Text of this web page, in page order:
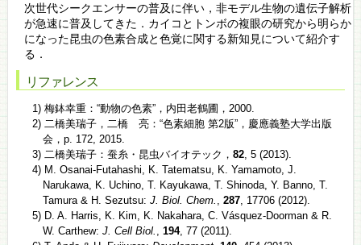
次世代シークエンサーの普及に伴い，非モデル生物の遺伝子解析
が急速に普及してきた．カイコとトンボの複眼の研究から明らか
になった昆虫の色素合成と色覚に関する新知見について紹介す
る．
リファレンス
1) 梅鉢幸重：“動物の色素”，内田老鶴圃，2000.
2) 二橋美瑞子，二橋 亮：“色素細胞 第2版”，慶應義塾大学出版
会，p. 172, 2015.
3) 二橋美瑞子：蚕糸・昆虫バイオテック， 82, 5 (2013).
4) M. Osanai-Futahashi, K. Tatematsu, K. Yamamoto, J.
Narukawa, K. Uchino, T. Kayukawa, T. Shinoda, Y. Banno, T.
Tamura & H. Sezutsu: J. Biol. Chem. , 287, 17706 (2012).
5) D. A. Harris, K. Kim, K. Nakahara, C. Vásquez-Doorman & R.
W. Carthew: J. Cell Biol. , 194, 77 (2011).